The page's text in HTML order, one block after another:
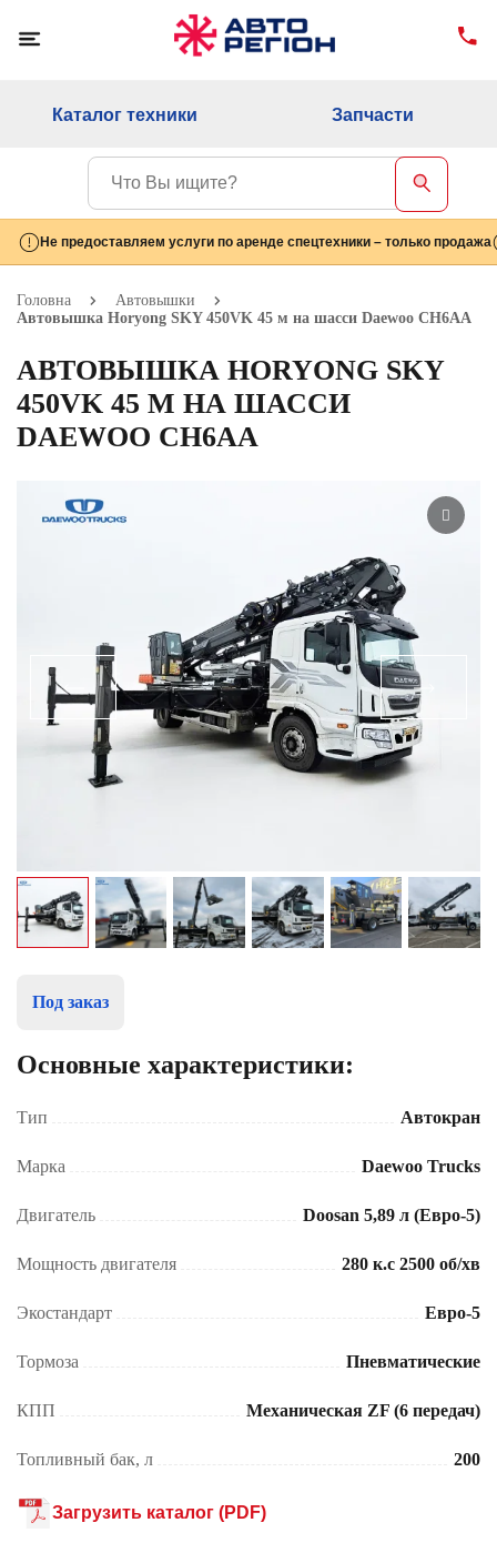
Каталог техники Запчасти
Не предоставляем услуги по аренде спецтехники – только продажа
Головна
Автовышки
Автовышка Horyong SKY 450VK 45 м на шасси Daewoo СН6AА
АВТОВЫШКА HORYONG SKY
450VK 45 М НА ШАССИ
DAEWOO СН6AА
Под заказ
Основные характеристики:
Тип Автокран
Марка Daewoo Trucks
Двигатель Doosan 5,89 л (Евро-5)
Мощность двигателя 280 к.с 2500 об/хв
Экостандарт Евро-5
Тормоза Пневматические
КПП Механическая ZF (6 передач)
Топливный бак, л 200
Загрузить каталог (PDF)